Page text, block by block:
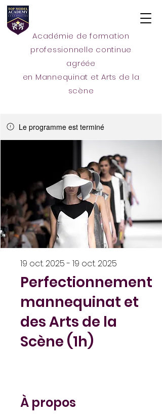
Académie de formation
professionnelle continue
agréée
en Mannequinat et Arts de la
scène
Le programme est terminé
Perfectionnement
mannequinat et
des Arts de la
Scène (1h)
19 oct. 2025 - 19 oct. 2025
À propos